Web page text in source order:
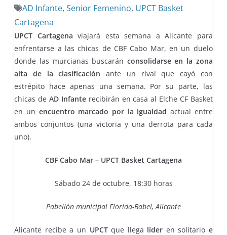
AD Infante,Senior Femenino, UPCT Basket
Cartagena
UPCT Cartagena viajará esta semana a Alicante para
enfrentarse a las chicas de CBF Cabo Mar, en un duelo
donde las murcianas buscarán consolidarse en la zona
alta de la clasificación ante un rival que cayó con
estrépito hace apenas una semana. Por su parte, las
chicas deAD Infanterecibirán en casa al Elche CF Basket
en un encuentro marcado por la igualdad actual entre
ambos conjuntos (una victoria y una derrota para cada
uno).
CBF Cabo Mar – UPCT Basket Cartagena
Sábado 24 de octubre, 18:30 horas
Pabellón municipal Florida-Babel, Alicante
Alicante recibe a un UPCTque llega líder en solitario e